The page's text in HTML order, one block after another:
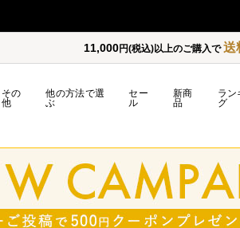
【重要】日本郵便の障害による配送への
11,000円(税込)以上のご購入で送
その
他
他の方法で選
ぶ
セー
ル
新商
品
ラン
グ